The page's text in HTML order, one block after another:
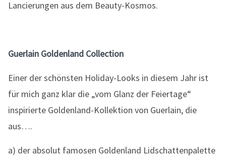
Guerlain Goldenland Collection
Einer der schönsten Holiday-Looks in diesem Jahr ist
für mich ganz klar die „vom Glanz der Feiertage“
inspirierte Goldenland-Kollektion von Guerlain, die
aus….
a) der absolut famosen Goldenland Lidschattenpalette